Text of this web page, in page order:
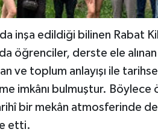
inşa edildiği bilinen Rabat
öğrenciler, derste ele
ve toplum anlayışı ile
imkânı bulmuştur.
bir mekân atmosferinde
etti.